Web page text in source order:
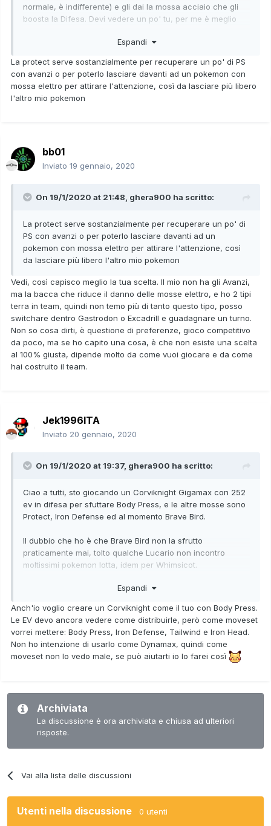
normale, è indifferente) e gli dai la mossa acciaio che gli
boosta la Difesa. Devi vedere un po' tu, per me è meglio
come vuoi giocare e dal resto del team.
anche lì è questione di composizione del team, non so, da
cosa vuoi proteggere quel Corviknight?
Espandi
La protect serve sostanzialmente per recuperare un po' di PS
con avanzi o per poterlo lasciare davanti ad un pokemon con
mossa elettro per attirare l'attenzione, così da lasciare più libero
l'altro mio pokemon
bb01
Inviato 19 gennaio, 2020
On 19/1/2020 at 21:48, ghera900 ha scritto:
La protect serve sostanzialmente per recuperare un po' di
PS con avanzi o per poterlo lasciare davanti ad un
pokemon con mossa elettro per attirare l'attenzione, così
da lasciare più libero l'altro mio pokemon
Vedi, così capisco meglio la tua scelta. Il mio non ha gli Avanzi,
ma la bacca che riduce il danno delle mosse elettro, e ho 2 tipi
terra in team, quindi non temo più di tanto questo tipo, posso
switchare dentro Gastrodon o Excadrill e guadagnare un turno.
Non so cosa dirti, è questione di preferenze, gioco competitivo
da poco, ma se ho capito una cosa, è che non esiste una scelta
al 100% giusta, dipende molto da come vuoi giocare e da come
hai costruito il team.
Jek1996ITA
Inviato 20 gennaio, 2020
On 19/1/2020 at 19:37, ghera900 ha scritto:
Ciao a tutti, sto giocando un Corviknight Gigamax con 252
ev in difesa per sfuttare Body Press, e le altre mosse sono
Protect, Iron Defense ed al momento Brave Bird.
Il dubbio che ho è che Brave Bird non la sfrutto
praticamente mai, tolto qualche Lucario non incontro
moltissimi pokemon lotta, idem per Whimsicot.
Avrebbe senso sostituire Brave Bird con Iron Head? Vero
Brave Bird
Espandi
Anch'io voglio creare un Corviknight come il tuo con Body Press.
Le EV devo ancora vedere come distribuirle, però come moveset
vorrei mettere: Body Press, Iron Defense, Tailwind e Iron Head.
Non ho intenzione di usarlo come Dynamax, quindi come
moveset non lo vedo male, se può aiutarti io lo farei così
Archiviata
La discussione è ora archiviata e chiusa ad ulteriori
risposte.
Vai alla lista delle discussioni
Utenti nella discussione 0 utenti